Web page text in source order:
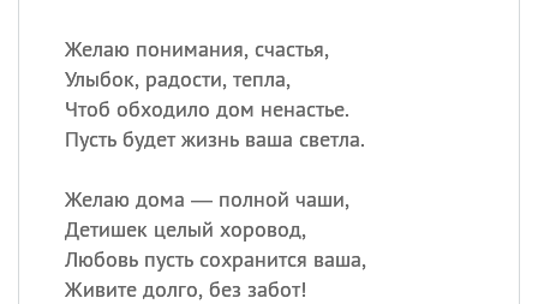
Желаю понимания, счастья,
Улыбок, радости, тепла,
Чтоб обходило дом ненастье.
Пусть будет жизнь ваша светла.
Желаю дома — полной чаши,
Детишек целый хоровод,
Любовь пусть сохранится ваша,
Живите долго, без забот!